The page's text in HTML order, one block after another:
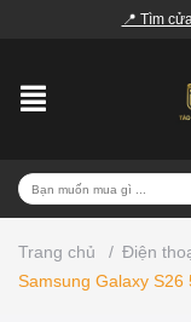
📍 Tìm
Trang chủ / Điện
Samsung Galaxy S26